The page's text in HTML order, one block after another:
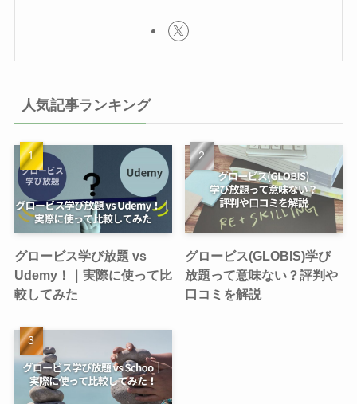
人気記事ランキング
グロービス学び放題 vs
Udemy！｜実際に使って比
較してみた
グロービス(GLOBIS)学び
放題って意味ない？評判や
口コミを解説